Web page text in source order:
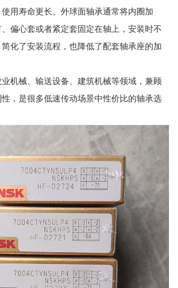
用寿命更长。外球面轴承通常将内圈加
偏心套或者紧定套固定在轴上，安装时不
化了安装流程，也降低了配套轴承座的加
机械、输送设备、建筑机械等领域，兼顾
，是很多低速传动场景中性价比的轴承选